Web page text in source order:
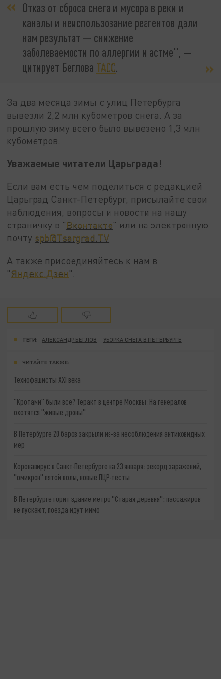
Отказ от сброса снега и мусора в реки и
каналы и неиспользование реагентов дали
нам результат — снижение
заболеваемости по аллергии и астме", —
цитирует Беглова ТАСС.
За два месяца зимы с улиц Петербурга
вывезли 2,2 млн кубометров снега. А за
прошлую зиму всего было вывезено 1,3 млн
кубометров.
Уважаемые читатели Царьграда!
Если вам есть чем поделиться с редакцией
Царьград Санкт-Петербург, присылайте свои
наблюдения, вопросы и новости на нашу
страничку в "Вконтакте" или на электронную
почту spb@Tsargrad.TV
А также присоединяйтесь к нам в
"Яндекс.Дзен".
ТЕГИ: АЛЕКСАНДР БЕГЛОВ УБОРКА СНЕГА В ПЕТЕРБУРГЕ
ЧИТАЙТЕ ТАКЖЕ:
Технофашисты XXI века
"Кротами" были все? Теракт в центре Москвы: На генералов
охотятся "живые дроны"
В Петербурге 20 баров закрыли из-за несоблюдения антиковидных
мер
Коронавирус в Санкт-Петербурге на 23 января: рекорд заражений,
"омикрон" пятой волы, новые ПЦР-тесты
В Петербурге горит здание метро "Старая деревня": пассажиров
не пускают, поезда идут мимо